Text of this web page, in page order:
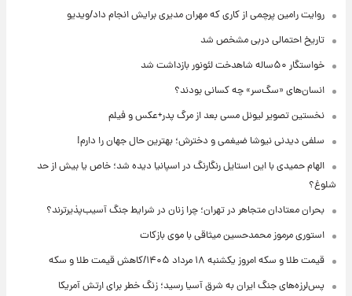
روایت رامین پرچمی از کاری که مهران مدیری برایش انجام داد/ویدیو
تاریخ احتمالی دربی مشخص شد
خواستگار ۵۰ساله شاهدخت لئونور بازداشت شد
انسان‌های «سگ‌سر» چه کسانی بودند؟
نخستین تصویر لیونل مسی بعد از مرگ پدر+عکس و فیلم
سلفی دیدنی نیوشا ضیغمی و دخترش؛ بهترین حال جهان را دارم!
الهام حمیدی با این استایل رنگارنگ در اسپانیا دیده شد؛ خاص یا بیش از حد
شلوغ؟
بحران معتادان متجاهر در تهران؛ چرا زنان در شرایط جنگ آسیب‌پذیرترند؟
استوری مرموز محمدحسین میثاقی با موی بازکات
قیمت طلا و سکه امروز یکشنبه ۱۸ مرداد ۱۴۰۵/کاهش قیمت طلا و سکه
پس‌لرزه‌های جنگ ایران به شرق آسیا رسید؛ زنگ خطر برای ارتش آمریکا